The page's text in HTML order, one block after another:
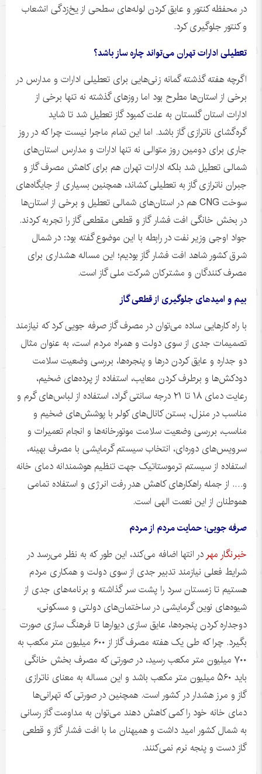
در محفظه کنتور و عایق کردن لوله‌های سطحی از یخ‌زدگی انشعاب
و کنتور جلوگیری کرد.
تعطیلی ادارات تهران می‌تواند چاره ساز باشد؟
اگرچه هفته گذشته گمانه زنی‌هایی برای تعطیلی ادارات و مدارس در
برخی از استان‌ها مطرح بود اما روزهای گذشته نه تنها برخی از
ادارات استان گلستان به علت کمبود گاز تعطیل شد تا شاید
گره‌گشای ناترازیگاز باشد. اما این تمام ماجرا نیست چرا که در روز
جاری برای دومین روز متوالی نه تنها ادارات و مدارس استان‌های
شمالی تعطیل شد بلکه ادارات تهران هم برای کاهش مصرف گاز و
جبران ناترازیگاز به تعطیلی کشاند، همچنین بسیاری از جایگاه‌های
سوخت CNG هم در استان‌های شمالی تعطیل و برخی از استان‌ها
در بخش خانگی افت فشار گاز و قطعی مقطعی گاز را تجربه کردند.
جواد اوجی وزیر نفت در رابطه با این موضوع گفته بود: در شمال
شرق کشور شاهد افت فشار گاز بودیم؛ این مساله هشداری برای
مصرف کنندگان و مشترکان شرکت ملی گاز است.
بیم و امیدهای جلوگیری از قطعی گاز
با راه کارهایی ساده می‌توان در مصرف گاز صرفه جوییکرد که نیازمند
تصمیمات جدی از سوی دولت و همراه مردم است، به عنوان مثال
دو جداره و عایق کردن درها و پنجره‌ها، بررسی وضعیت سلامت
دودکش‌ها و برطرف کردن معایب، استفاده از پرده‌های ضخیم،
رعایت دمای ۱۸ تا ۲۱ درجه سانتی گراد، استفاده از لباس‌های گرم و
مناسب در منزل، بستن کانال‌های کولر با پوشش‌های ضخیم و
مناسب، بررسی وضعیت سلامت موتورخانه‌ها و انجام تعمیرات و
سرویس‌های دوره‌ای، انتخاب سیستم گرمایشی با مصرف بهینه،
استفاده از سیستم ترموستاتیکجهت تنظیم هوشمندانه دمای خانه
و…. از جمله راهکارهای کاهش هدر رفت انرژی و استفاده تمامی
هموطنان از این نعمت الهی است.
صرفه جویی؛ حمایت مردم از مردم
خبرنگار مهردر انتها اضافه می‌کند، این طور که به نظر می‌رسد در
شرایط فعلی نیازمند تدبیر جدی از سوی دولت و همکاری مردم
هستیم تا زمستان سرد را پشت سر گذاشته و برنامه‌های جدی از
شیوه‌های نوین گرمایشی در ساختمان‌های دولتی و مسکونی،
دوجداره کردن پنجره‌ها، عایق سازی دیوارها تا فرهنگ سازی صورت
بگیرد. چرا که طی یک هفته مصرف گاز از ۶۰۰ میلیون متر مکعب به
۷۰۰ میلیون متر مکعب رسید، در صورتی که مصرف بخش خانگی
باید ۵۶۰ میلیون متر مکعب باشد و این مساله به معنای
ناترازی
گاز و مرز هشدار در کشور است. همچنین در صورتی که تهرانی‌ها
دمای خانه خود را کمی کاهش دهند می‌توان به مداومت گاز رسانی
به شمال کشور امید داشت و همیهنانما با افت فشار گاز و قطعی
گاز دست و پنجه نرم نمی‌کنند.